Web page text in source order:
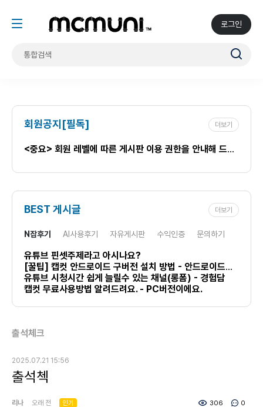
로그인
회원공지[필독] 더보기
<중요> 회원 레벨에 따른 게시판 이용 권한을 안내해 드립니다.
BEST 게시글
N잡후기 AI사용후기 자유게시판 수익인증 문의하기
더보기
유튜브 핀셋주제라고 아시나요?
[꿀팁] 캡컷 안드로이드 구버전 설치 방법 - 안드로이드만 가능
유튜브 시청시간 쉽게 늘릴수 있는 채널(롱폼) - 경험담
캡컷 무료사용방법 알려드려요. - PC버전이에요.
출석체크
2025.07.21 15:56
출석첵
리나 오래 전 인기 306 0